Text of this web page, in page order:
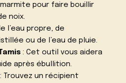
pour faire bouillir
noix.
l’eau propre, de
ou de l’eau de pluie.
: Cet outil vous aidera
après ébullition.
: Trouvez un récipient